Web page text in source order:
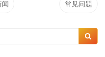
闻 常见问题